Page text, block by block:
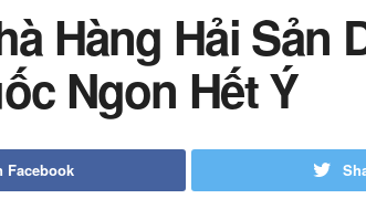
Hàng Hải
Ngon Hết Ý
Facebook